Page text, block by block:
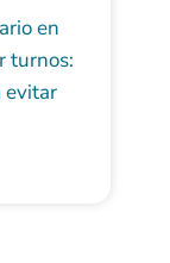
en
turnos:
evitar